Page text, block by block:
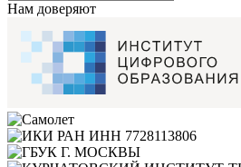
Нам доверяют